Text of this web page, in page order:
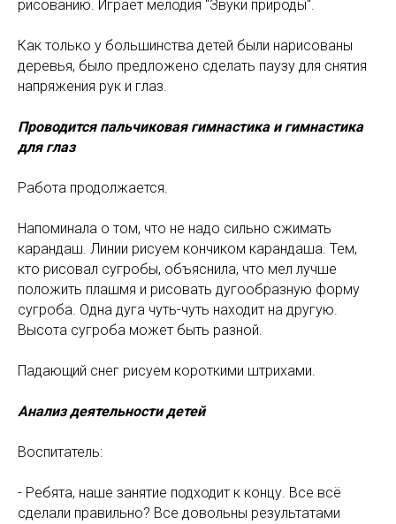
рисованию. Играет мелодия "Звуки природы".
Как только у большинства детей были нарисованы
деревья, было предложено сделать паузу для снятия
напряжения рук и глаз.
Проводится пальчиковая гимнастика и гимнастика
для глаз
Работа продолжается.
Напоминала о том, что не надо сильно сжимать
карандаш. Линии рисуем кончиком карандаша. Тем,
кто рисовал сугробы, объяснила, что мел лучше
положить плашмя и рисовать дугообразную форму
сугроба. Одна дуга чуть-чуть находит на другую.
Высота сугроба может быть разной.
Падающий снег рисуем короткими штрихами.
Анализ деятельности детей
Воспитатель:
- Ребята, наше занятие подходит к концу. Все всё
сделали правильно? Все довольны результатами